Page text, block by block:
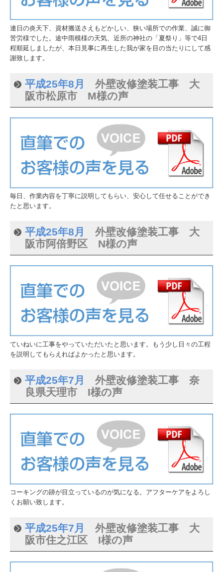
連日の炎天下、資材搬送さえもどかしい、狭い場所での作業、誠に御
苦労様でした。途中雨模様の天気、近所の神社の「夏祭り」等で4日
程順延しましたが、本日見事に再生した我が家を目の当たりにして感
謝致します。
平成25年8月 外壁改修塗装工事 大
阪市松原市 M様の声
毎日、作業内容を丁寧に説明してもらい、安心して任せることができ
たと思います。
平成25年8月 外壁改修塗装工事 大
阪市阿倍野区 N様の声
ていねいに工事をやっていただいたと思います。もう少し日々の工程
を説明してもらえればよかったと思います。
平成25年7月 外壁改修塗装工事 奈
良県天理市 I様の声
コーキングの跡が目立っているのが気になる。アフターケアをよろし
くお願い致します。
平成25年7月 外壁改修塗装工事 大
阪市住之江区 I様の声